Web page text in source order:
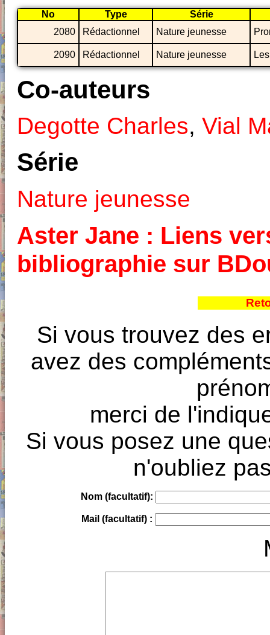
No Type
Série
2080
Rédactionnel Nature jeunesse
2090 Rédactionnel Nature jeunesse
Co-auteurs
Degotte Charles, Vial
Série
Nature jeunesse
Aster Jane : Liens
bibliographie sur
Si vous trouvez des
avez des
merci de
Si vous posez une
n'oubliez
Nom (facultatif):
Mail (facultatif) :